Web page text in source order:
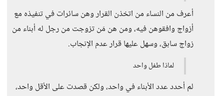
أعرف من النساء من اتخذن القرار وهن سائرات في تنفيذه مع
أزواج وافقوهن فيه، ومن هن مَن تزوجت من رجل له أبناء من
زواج سابق، وسهل عليها قرار عدم الإنجاب.
لماذا طفل واحد
لم أحدد عدد الأبناء في واحد، ولكن قصدت على الأقل واحد،